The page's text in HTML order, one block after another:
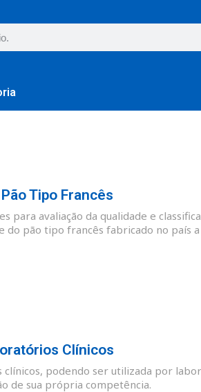
Tipo Francês
para avaliação da qualidade e
pão tipo francês fabricado no país
Clínicos
podendo ser utilizada por
de sua própria competência.